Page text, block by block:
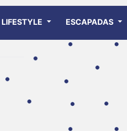
LIFESTYLE ESCAPADAS